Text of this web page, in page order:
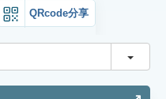
QRcode分享
切換